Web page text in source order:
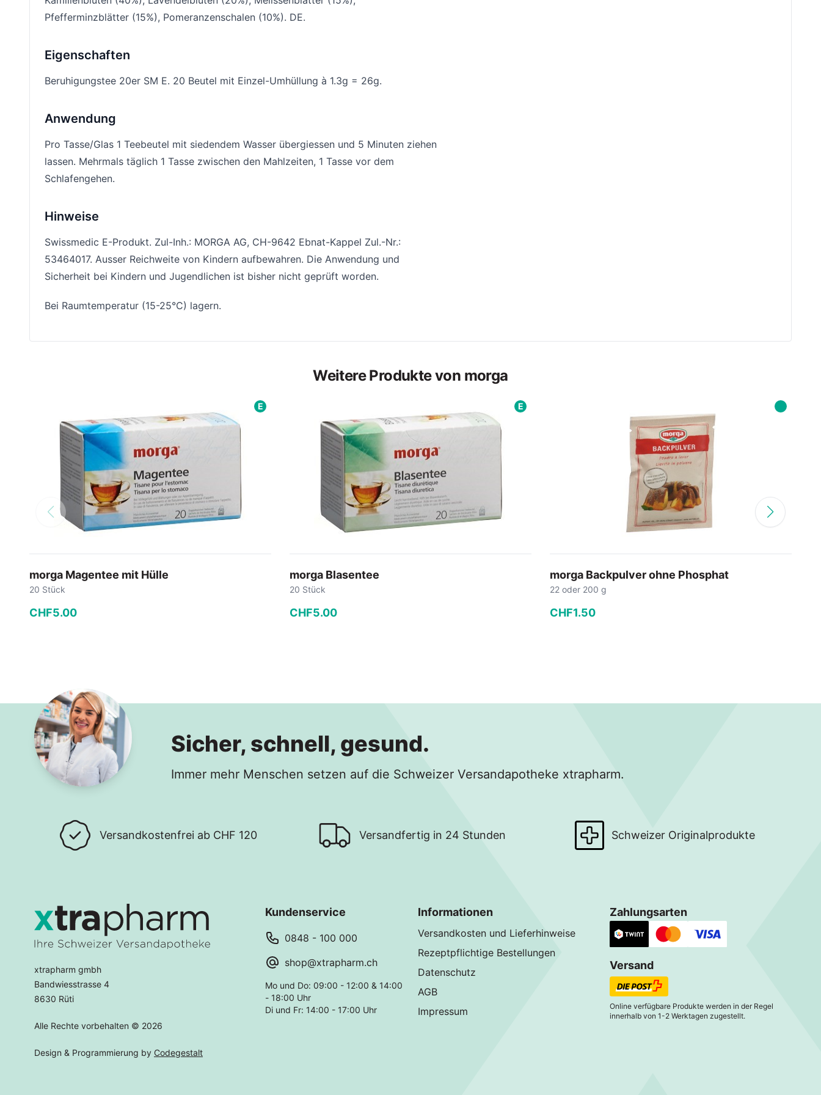
Pfefferminzblätter (15%), Pomeranzenschalen (10%). DE.
Eigenschaften
Beruhigungstee 20er SM E. 20 Beutel mit Einzel-Umhüllung à 1.3g = 26g.
Anwendung
Pro Tasse/Glas 1 Teebeutel mit siedendem Wasser übergiessen und 5 Minuten ziehen
lassen. Mehrmals täglich 1 Tasse zwischen den Mahlzeiten, 1 Tasse vor dem
Schlafengehen.
Hinweise
Swissmedic E-Produkt. Zul-Inh.: MORGA AG, CH-9642 Ebnat-Kappel Zul.-Nr.:
53464017. Ausser Reichweite von Kindern aufbewahren. Die Anwendung und
Sicherheit bei Kindern und Jugendlichen ist bisher nicht geprüft worden.
Bei Raumtemperatur (15-25°C) lagern.
Weitere Produkte von morga
E
morga Magentee mit Hülle
20 Stück
CHF5.00
E
morga Blasentee
20 Stück
CHF5.00
morga Backpulver ohne Phosphat
22 oder 200 g
CHF1.50
Sicher, schnell, gesund.
Immer mehr Menschen setzen auf die Schweizer Versandapotheke xtrapharm.
Versandkostenfrei ab CHF 120 Versandfertig in 24 Stunden Schweizer Originalprodukte
xtrapharm gmbh
Bandwiesstrasse 4
8630 Rüti
Alle Rechte vorbehalten © 2026
Design & Programmierung by Codegestalt
Kundenservice
0848 - 100 000
shop@xtrapharm.ch
Mo und Do: 09:00 - 12:00 & 14:00
- 18:00 Uhr
Di und Fr: 14:00 - 17:00 Uhr
Informationen
Versandkosten und Lieferhinweise
Rezeptpflichtige Bestellungen
Datenschutz
AGB
Impressum
Zahlungsarten
Versand
Online verfügbare Produkte werden in der Regel
innerhalb von 1-2 Werktagen zugestellt.